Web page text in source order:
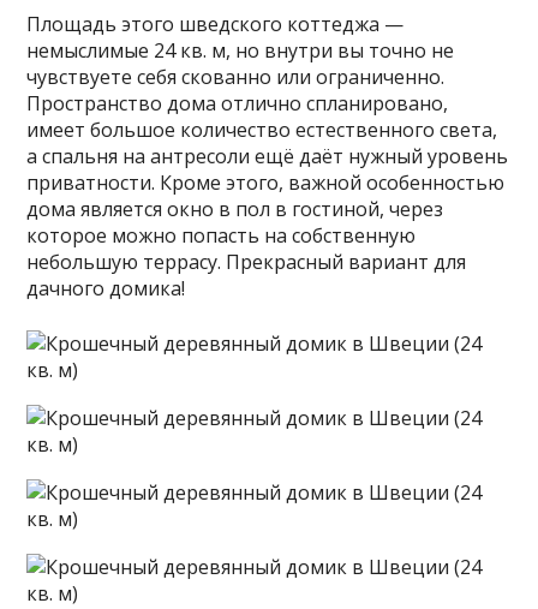
Площадь этого шведского коттеджа —
немыслимые 24 кв. м, но внутри вы точно не
чувствуете себя скованно или ограниченно.
Пространство дома отлично спланировано,
имеет большое количество естественного света,
а спальня на антресоли ещё даёт нужный уровень
приватности. Кроме этого, важной особенностью
дома является окно в пол в гостиной, через
которое можно попасть на собственную
небольшую террасу. Прекрасный вариант для
дачного домика!